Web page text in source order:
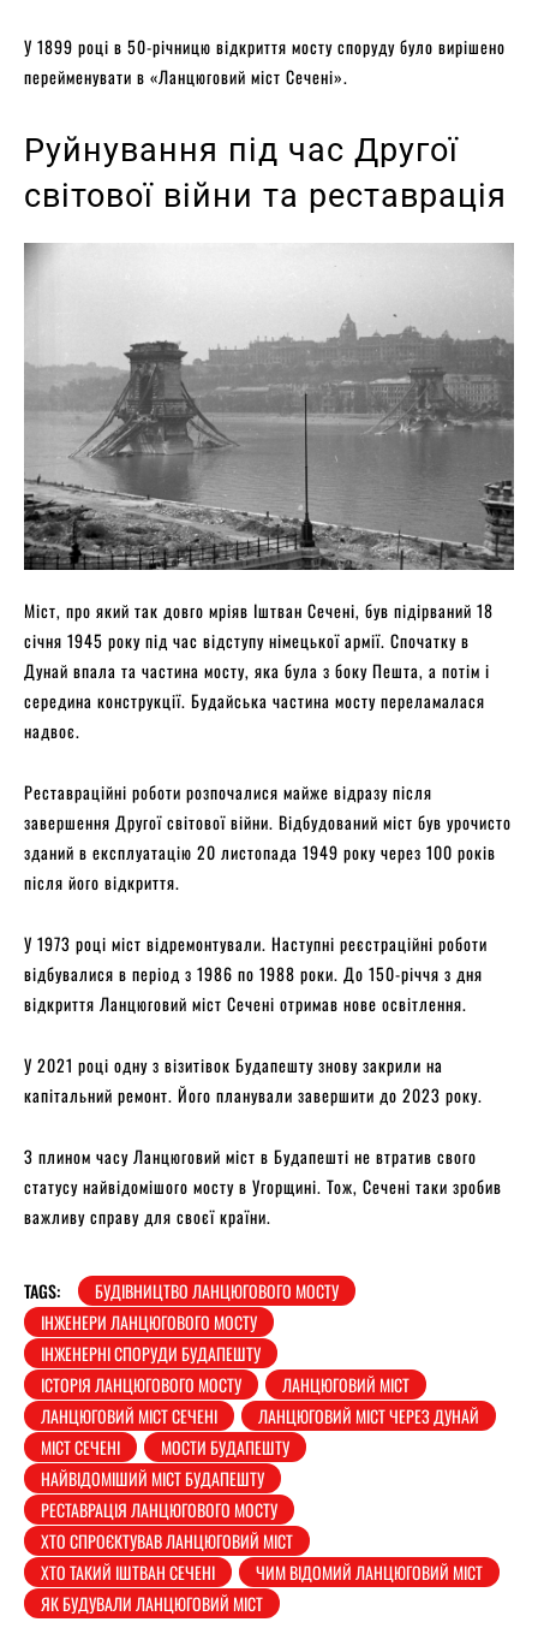
У 1899 році в 50-річницю відкриття мосту споруду було вирішено
перейменувати в «Ланцюговий міст Сечені».
Руйнування під час Другої
світової війни та реставрація
Міст, про який так довго мріяв Іштван Сечені, був підірваний 18
січня 1945 року під час відступу німецької армії. Спочатку в
Дунай впала та частина мосту, яка була з боку Пешта, а потім і
середина конструкції. Будайська частина мосту переламалася
надвоє.
Реставраційні роботи розпочалися майже відразу після
завершення Другої світової війни. Відбудований міст був урочисто
зданий в експлуатацію 20 листопада 1949 року через 100 років
після його відкриття.
У 1973 році міст відремонтували. Наступні реєстраційні роботи
відбувалися в період з 1986 по 1988 роки. До 150-річчя з дня
відкриття Ланцюговий міст Сечені отримав нове освітлення.
У 2021 році одну з візитівок Будапешту знову закрили на
капітальний ремонт. Його планували завершити до 2023 року.
З плином часу Ланцюговий міст в Будапешті не втратив свого
статусу найвідомішого мосту в Угорщині. Тож, Сечені таки зробив
важливу справу для своєї країни.
TAGS:
БУДІВНИЦТВО ЛАНЦЮГОВОГО МОСТУ
ІНЖЕНЕРИ ЛАНЦЮГОВОГО МОСТУ
ІНЖЕНЕРНІ СПОРУДИ БУДАПЕШТУ
ІСТОРІЯ ЛАНЦЮГОВОГО МОСТУ
ЛАНЦЮГОВИЙ МІСТ
ЛАНЦЮГОВИЙ МІСТ СЕЧЕНІ
ЛАНЦЮГОВИЙ МІСТ ЧЕРЕЗ ДУНАЙ
МІСТ СЕЧЕНІ
МОСТИ БУДАПЕШТУ
НАЙВІДОМІШИЙ МІСТ БУДАПЕШТУ
РЕСТАВРАЦІЯ ЛАНЦЮГОВОГО МОСТУ
ХТО СПРОЄКТУВАВ ЛАНЦЮГОВИЙ МІСТ
ХТО ТАКИЙ ІШТВАН СЕЧЕНІ
ЧИМ ВІДОМИЙ ЛАНЦЮГОВИЙ МІСТ
ЯК БУДУВАЛИ ЛАНЦЮГОВИЙ МІСТ